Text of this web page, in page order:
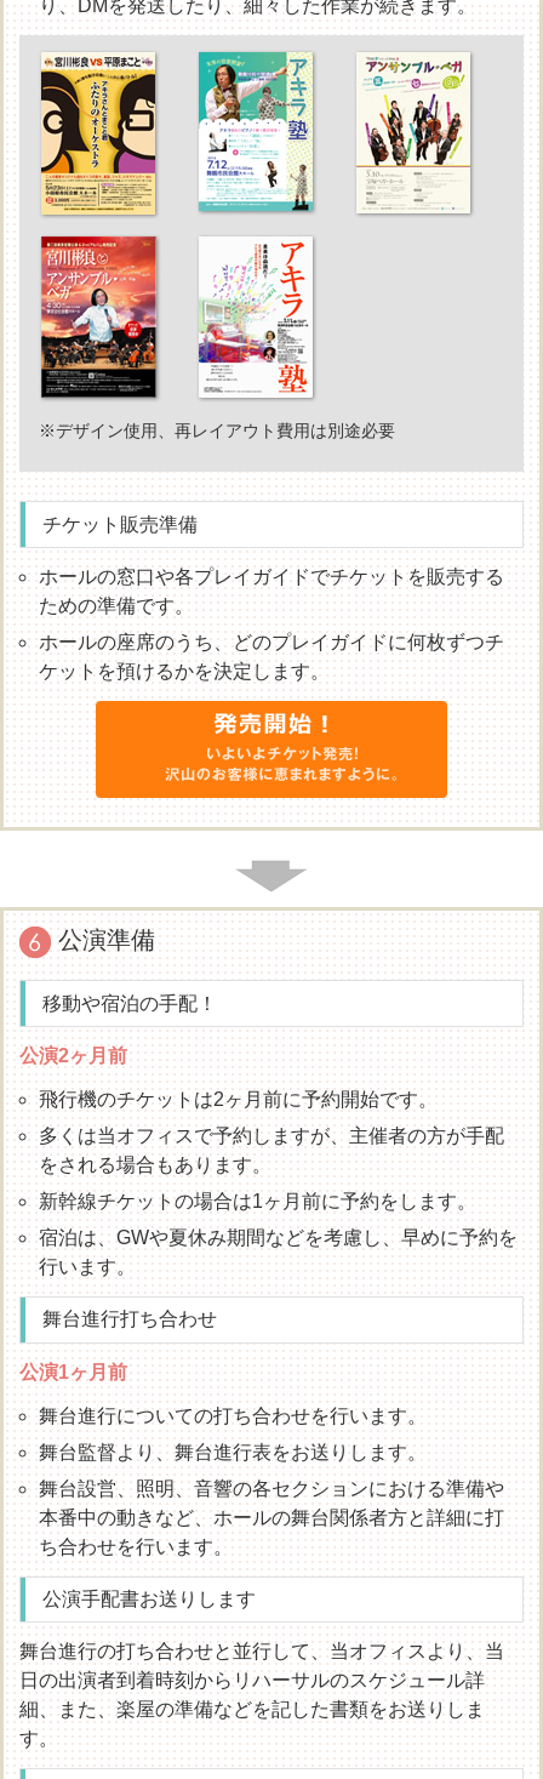
り、DMを発送したり、細々した作業が続きます。
※デザイン使用、再レイアウト費用は別途必要
チケット販売準備
ホールの窓口や各プレイガイドでチケットを販売する
ための準備です。
ホールの座席のうち、どのプレイガイドに何枚ずつチ
ケットを預けるかを決定します。
公演準備
移動や宿泊の手配！
公演2ヶ月前
飛行機のチケットは2ヶ月前に予約開始です。
多くは当オフィスで予約しますが、主催者の方が手配
をされる場合もあります。
新幹線チケットの場合は1ヶ月前に予約をします。
宿泊は、GWや夏休み期間などを考慮し、早めに予約を
行います。
舞台進行打ち合わせ
公演1ヶ月前
舞台進行についての打ち合わせを行います。
舞台監督より、舞台進行表をお送りします。
舞台設営、照明、音響の各セクションにおける準備や
本番中の動きなど、ホールの舞台関係者方と詳細に打
ち合わせを行います。
公演手配書お送りします
舞台進行の打ち合わせと並行して、当オフィスより、当
日の出演者到着時刻からリハーサルのスケジュール詳
細、また、楽屋の準備などを記した書類をお送りしま
す。